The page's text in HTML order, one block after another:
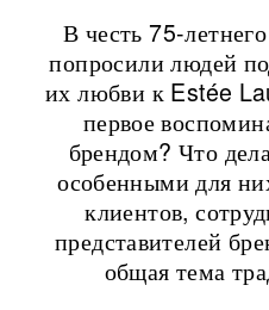
В честь 75-
попросили людей
их любви к Estée
первое
брендом? Что
особенными для
клиентов,
представителей
общая тема